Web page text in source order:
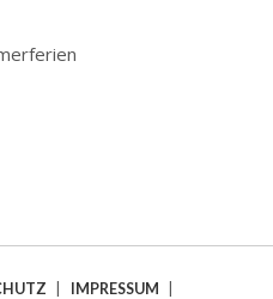
IMPRESSUM